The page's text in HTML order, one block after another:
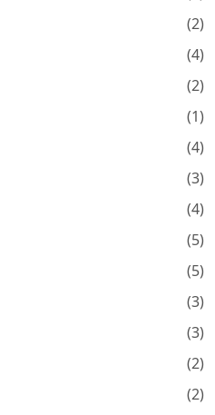
(2)
(4)
(2)
(1)
(4)
(3)
(4)
(5)
(5)
(3)
(3)
(2)
(2)